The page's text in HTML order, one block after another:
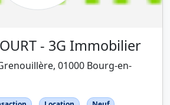
- 3G Immobilier
01000 Bourg-en-